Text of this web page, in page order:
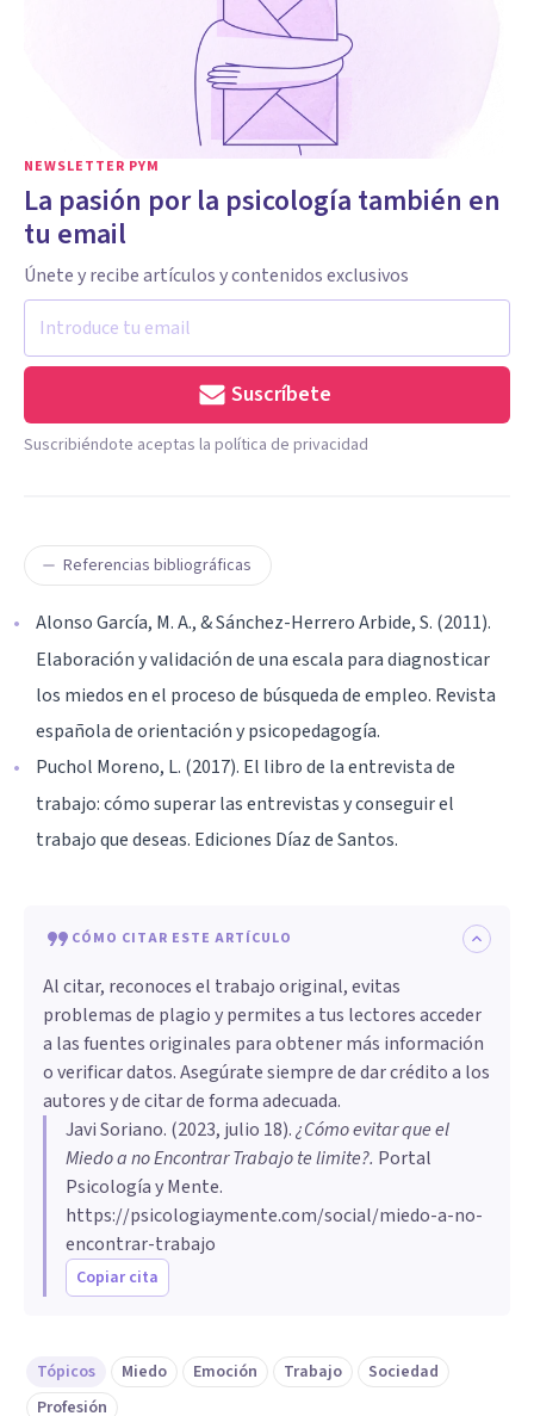
NEWSLETTER PYM
La pasión por la psicología también en
tu email
Únete y recibe artículos y contenidos exclusivos
Suscríbete
Suscribiéndote aceptas la política de privacidad
Referencias bibliográficas
Alonso García, M. A., & Sánchez-Herrero Arbide, S. (2011).
Elaboración y validación de una escala para diagnosticar
los miedos en el proceso de búsqueda de empleo. Revista
española de orientación y psicopedagogía.
Puchol Moreno, L. (2017). El libro de la entrevista de
trabajo: cómo superar las entrevistas y conseguir el
trabajo que deseas. Ediciones Díaz de Santos.
CÓMO CITAR ESTE ARTÍCULO
Al citar, reconoces el trabajo original, evitas
problemas de plagio y permites a tus lectores acceder
a las fuentes originales para obtener más información
o verificar datos. Asegúrate siempre de dar crédito a los
autores y de citar de forma adecuada.
Javi Soriano. (2023, julio 18).¿Cómo evitar que el
Miedo a no Encontrar Trabajo te limite?. Portal
Psicología y Mente.
https://psicologiaymente.com/social/miedo-a-no-
encontrar-trabajo
Copiar cita
Tópicos Miedo Emoción Trabajo
Sociedad
Profesión